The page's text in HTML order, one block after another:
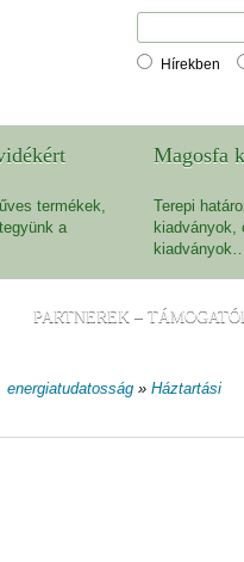
Hírekben
termékek,
a
Magosfa
Terepi
kiadványok,
PARTNEREK –
energiatudatosság » Háztartási